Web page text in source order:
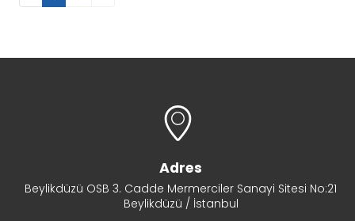
Adres
Beylikdüzü OSB 3. Cadde Mermerciler Sanayi Sitesi No:21
Beylikdüzü / İstanbul